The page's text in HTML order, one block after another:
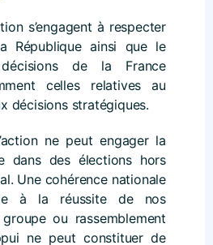
s’engagent à respecter
République ainsi que le
de la France
celles relatives au
décisions stratégiques.
ne peut engager la
dans des élections hors
Une cohérence nationale
à la réussite de nos
ou rassemblement
ne peut constituer de